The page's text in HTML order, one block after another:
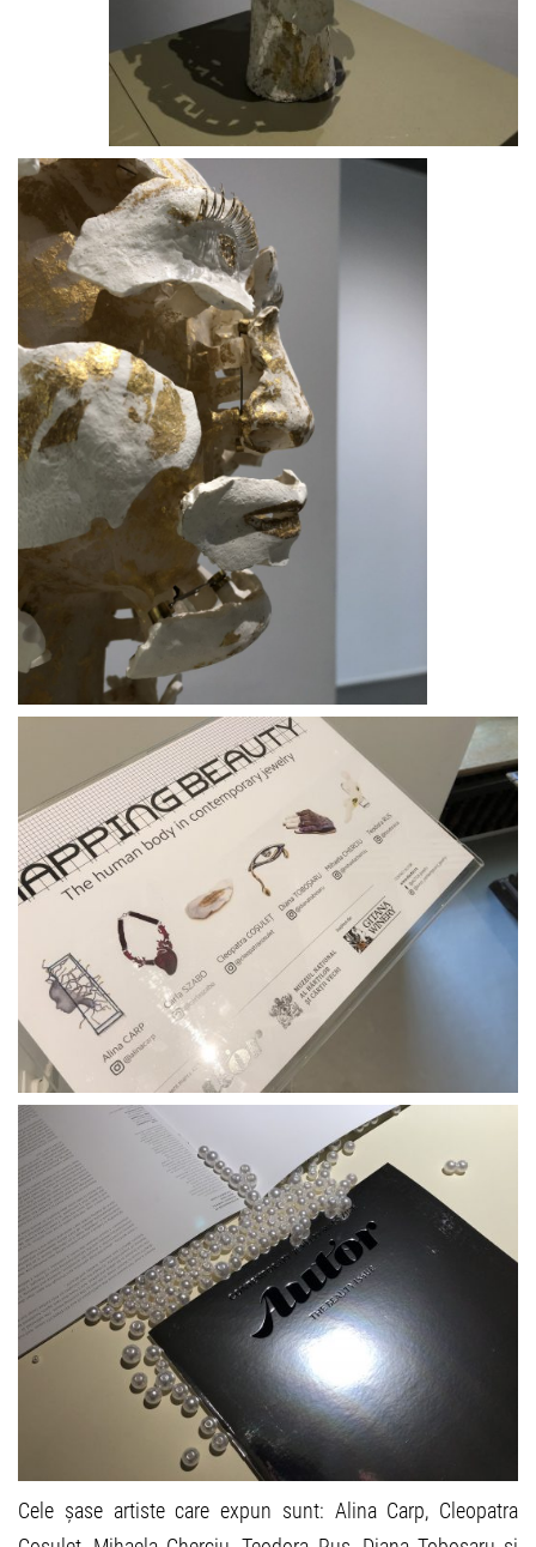
Cele șase artiste care expun sunt: Alina Carp, Cleopatra